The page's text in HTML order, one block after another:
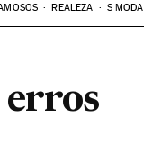
REALEZA S MODA
erros